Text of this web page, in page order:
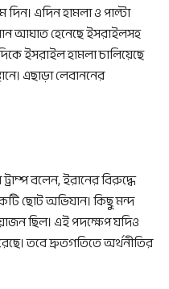
এদিন হামলা ও পাল্টা
আঘাত হেনেছে ইসরাইলসহ
ইসরাইল হামলা চালিয়েছে
এছাড়া লেবাননের
বলেন, ইরানের বিরুদ্ধে
ছোট অভিযান। কিছু মন্দ
ছিল। এই পদক্ষেপ যদিও
তবে দ্রুতগতিতে অর্থনীতির